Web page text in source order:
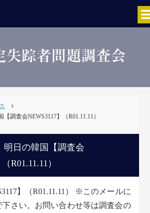
調査会NEWS3117】（R01.11.11）
明日の韓国【調査会
R01.11.11）
】（R01.11.11） ※このメールに
下さい。お問い合わせ等は調査会の